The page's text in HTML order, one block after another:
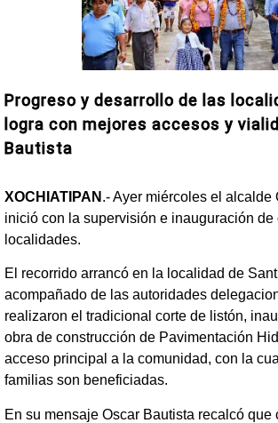
Progreso y desarrollo de las
logra con mejores accesos y
Bautista
XOCHIATIPAN .- Ayer miércoles el alcalde
inició con la supervisión e inauguración de
localidades.
El recorrido arrancó en la localidad de
acompañado de las autoridades
realizaron el tradicional corte de listón,
obra de construcción de Pavimentación
acceso principal a la comunidad, con la
familias son beneficiadas.
En su mensaje Oscar Bautista recalcó que